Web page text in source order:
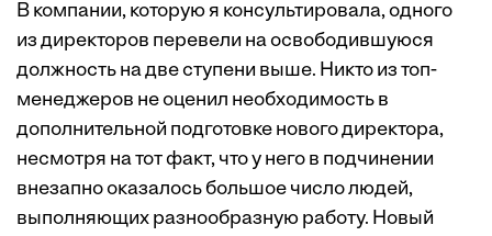
В компании, которую я консультировала, одного
из директоров перевели на освободившуюся
должность на две ступени выше. Никто из топ-
менеджеров не оценил необходимость в
дополнительной подготовке нового директора,
несмотря на тот факт, что у него в подчинении
внезапно оказалось большое число людей,
выполняющих разнообразную работу. Новый